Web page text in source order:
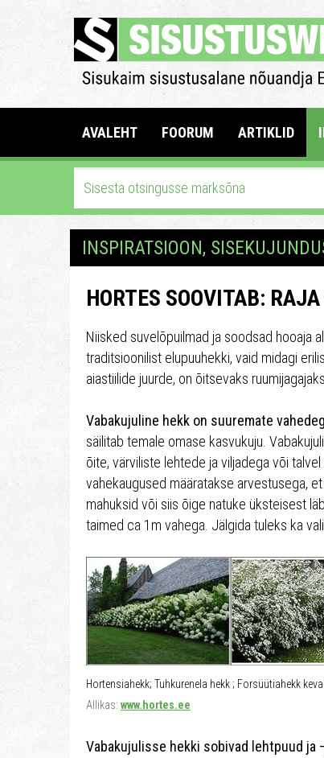
AVALEHT FOORUM ARTIKLID
INSPIRATSIOON,
HORTES SOOVITAB:
Niisked suvelõpuilmad ja soodsad hooaja
traditsioonilist elupuuhekki, vaid midagi
aiastiilide juurde, on õitsevaks
Vabakujuline hekk on suuremate
säilitab temale omase kasvukuju.
õite, värviliste lehtede ja viljadega või
vahekaugused määratakse arvestusega,
mahuksid või siis õige natuke üksteisest
taimed ca 1m vahega. Jälgida tuleks ka
Hortensiahekk; Tuhkurenela hekk ; Forsüütiahekk
Allikas: www.hortes.ee
Vabakujulisse hekki sobivad lehtpuud ja